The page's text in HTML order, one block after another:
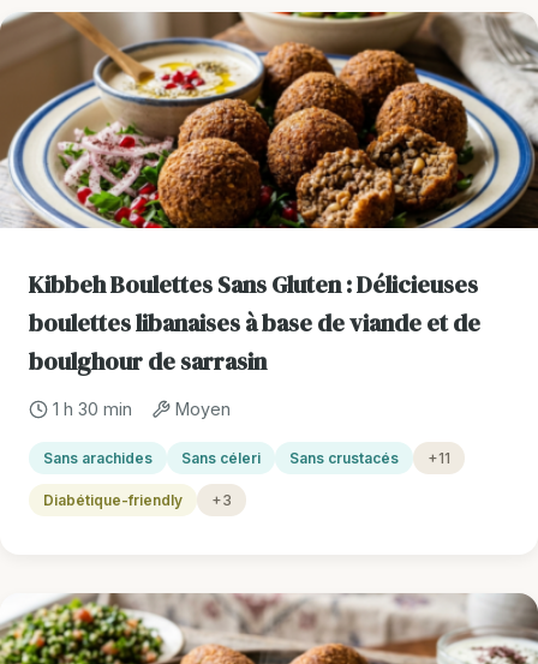
Kibbeh Boulettes Sans Gluten : Délicieuses
boulettes libanaises à base de viande et de
boulghour de sarrasin
1 h 30 min Moyen
Sans arachides Sans céleri Sans crustacés +11
Diabétique-friendly +3